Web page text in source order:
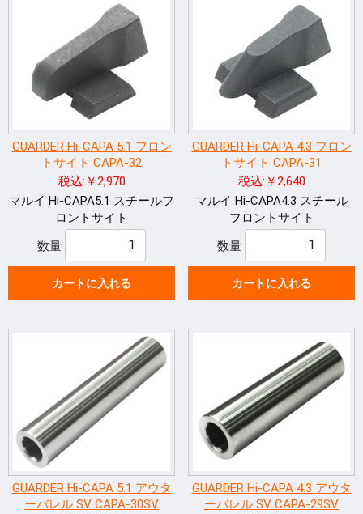
GUARDER Hi-CAPA 5.1 フロン
トサイト CAPA-32
税込:￥2,970
マルイ Hi-CAPA5.1 スチールフ
ロントサイト
数量
カートに入れる
GUARDER Hi-CAPA 4.3 フロン
トサイト CAPA-31
税込:￥2,640
マルイ Hi-CAPA4.3 スチール
フロントサイト
数量
カートに入れる
GUARDER Hi-CAPA 5.1 アウタ
ーバレル SV CAPA-30SV
GUARDER Hi-CAPA 4.3 アウタ
ーバレル SV CAPA-29SV